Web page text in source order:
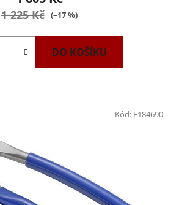
1 225 Kč (–17 %)
DO KOŠÍKU
Kód: E184690